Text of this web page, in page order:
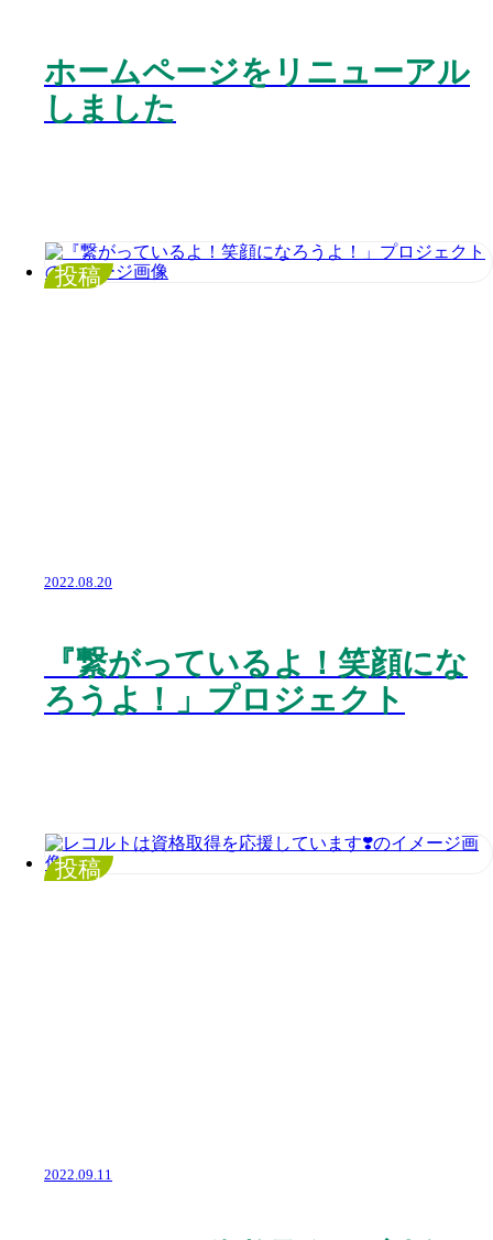
ホームページをリニューアル
しました
投稿
2022.08.20
『繋がっているよ！笑顔にな
ろうよ！」プロジェクト
投稿
2022.09.11